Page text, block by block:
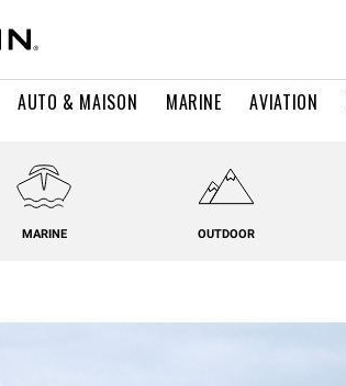
AUTO & MAISON MARINE AVIATION
MARINE OUTDOOR